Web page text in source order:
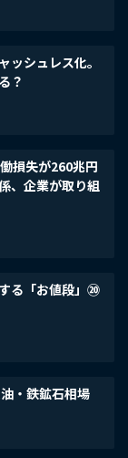
ッシュレス化。
？
損失が260兆円
、企業が取り組
る「お値段」⑳
・鉄鉱石相場